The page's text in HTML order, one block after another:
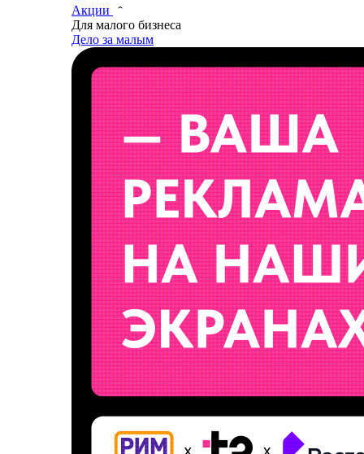
Акции
Для малого бизнеса
Дело за малым